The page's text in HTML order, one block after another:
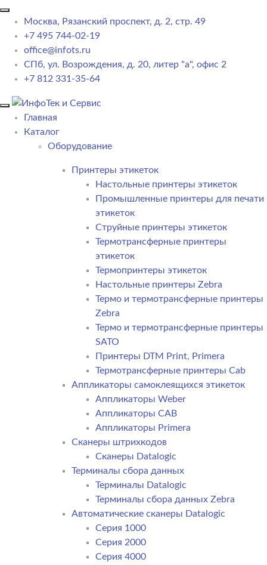
Москва, Рязанский проспект, д. 2, стр. 49
+7 495 744-02-19
office@infots.ru
СПб, ул. Возрождения, д. 20, литер "a", офис 2
+7 812 331-35-64
Главная
Каталог
Оборудование
Принтеры этикеток
Настольные принтеры этикеток
Промышленные принтеры для печати
этикеток
Струйные принтеры этикеток
Термотрансферные принтеры
этикеток
Термопринтеры этикеток
Настольные принтеры Zebra
Термо и термотрансферные принтеры
Zebra
Термо и термотрансферные принтеры
SATO
Принтеры DTM Print, Primera
Термотрансферные принтеры Cab
Аппликаторы самоклеящихся этикеток
Аппликаторы Weber
Аппликаторы CAB
Аппликаторы Primera
Сканеры штрихкодов
Сканеры Datalogic
Терминалы сбора данных
Терминалы Datalogic
Терминалы сбора данных Zebra
Автоматические сканеры Datalogic
Серия 1000
Серия 2000
Серия 4000